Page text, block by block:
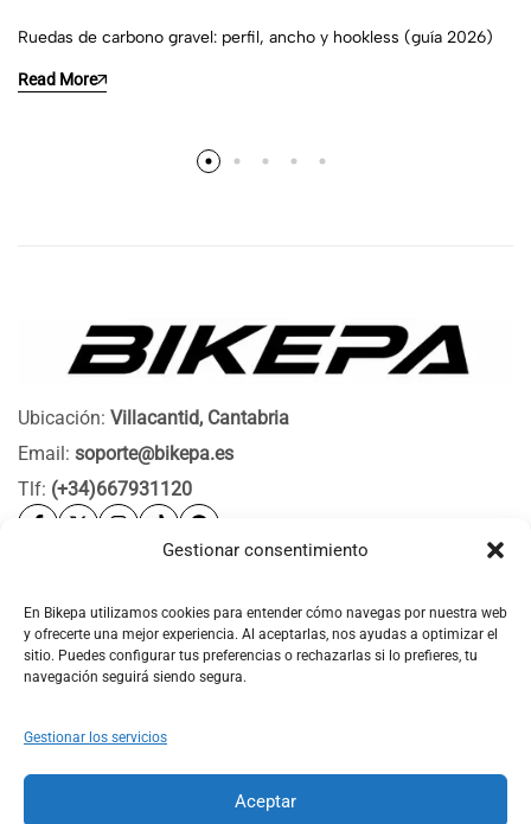
Gestionar consentimiento
En Bikepa utilizamos cookies para entender cómo navegas por nuestra web
y ofrecerte una mejor experiencia. Al aceptarlas, nos ayudas a optimizar el
sitio. Puedes configurar tus preferencias o rechazarlas si lo prefieres, tu
navegación seguirá siendo segura.
Gestionar los servicios
Aceptar
Ruedas de carbono gravel: perfil, ancho y hookless (guía 2026)
Read More
Ubicación: Villacantid, Cantabria
Email: soporte@bikepa.es
Tlf: (+34)667931120
Bikepa
Newsletter Bikepa
© 2026 Bikepa. Todos los derechos reservados.